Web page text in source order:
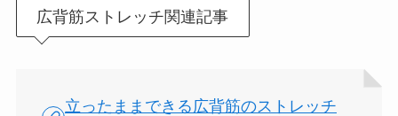
広背筋ストレッチ関連記事
立ったままできる広背筋のストレッチ